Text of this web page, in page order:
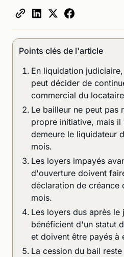
Points clés de l'article
En liquidation
peut décider de
commercial du
Le bailleur ne peut pas
propre initiative, mais il
demeure le liquidateur
mois.
Les loyers impayés
d'ouverture doivent
déclaration de créance
mois.
Les loyers dus après
bénéficient d'un statut
et doivent être payés à
La cession du bail